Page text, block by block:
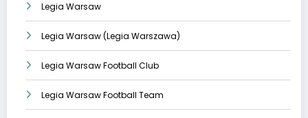
Legia Warsaw
Legia Warsaw (Legia Warszawa)
Legia Warsaw Football Club
Legia Warsaw Football Team